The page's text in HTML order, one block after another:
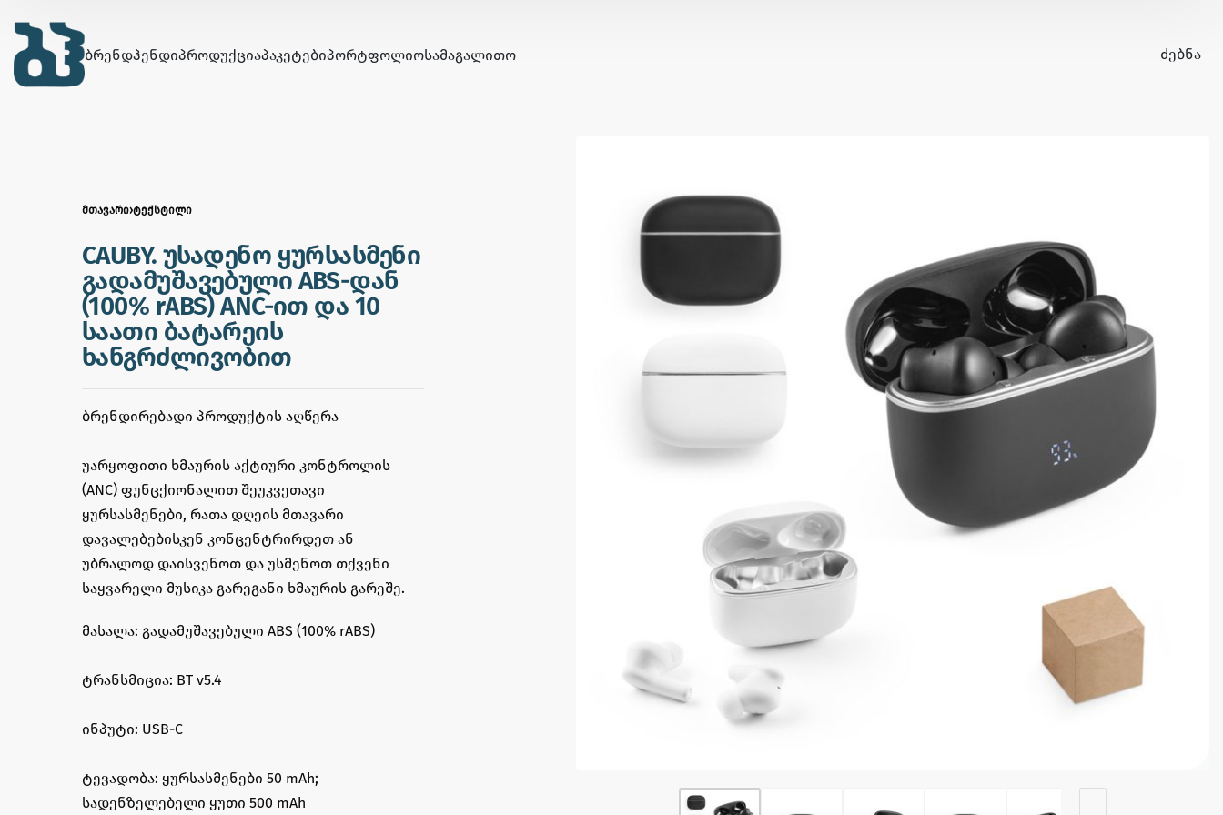
ᲑᲠᲔᲜᲓᲰᲔᲜᲓᲘᲞᲠᲝᲓᲣᲥᲪᲘᲐᲞᲐᲙᲔᲢᲔᲑᲘᲞᲝᲠᲢᲤᲝᲚᲘᲝᲡᲐᲛᲐᲒᲐᲚᲘᲗᲝ ᲫᲔᲑᲜᲐ
ᲛᲗᲐᲕᲐᲠᲘ›ᲢᲔᲥᲡᲢᲘᲚᲘ
CAUBY. უსადენო ყურსასმენი
გადამუშავებული ABS-დან
(100% rABS) ANC-ით და 10
საათი ბატარეის
ხანგრძლივობით
ᲑᲠᲔᲜᲓᲘᲠᲔᲑᲐᲓᲘ ᲞᲠᲝᲓᲣᲥᲢᲘᲡ ᲐᲦᲬᲔᲠᲐ
უარყოფითი ხმაურის აქტიური კონტროლის
(ANC) ფუნცქიონალით შეუკვეთავი
ყურსასმენები, რათა დღეის მთავარი
დავალებებისკენ კონცენტრირდეთ ან
უბრალოდ დაისვენოთ და უსმენოთ თქვენი
საყვარელი მუსიკა გარეგანი ხმაურის გარეშე.
მასალა: გადამუშავებული ABS (100% rABS)
ტრანსმიცია: BT v5.4
ინპუტი: USB-C
ტევადობა: ყურსასმენები 50 mAh;
სადენზელებელი ყუთი 500 mAh